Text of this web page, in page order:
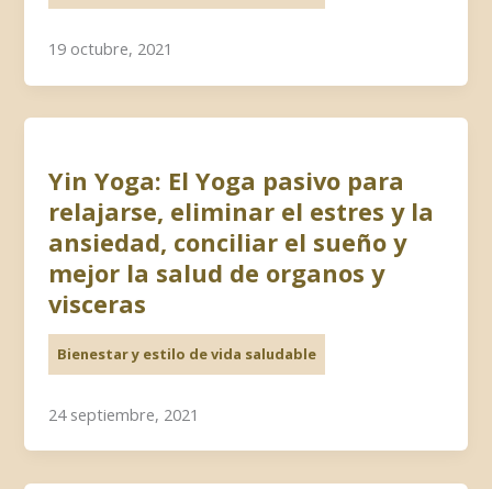
19 octubre, 2021
Yin Yoga: El Yoga pasivo para
relajarse, eliminar el estres y la
ansiedad, conciliar el sueño y
mejor la salud de organos y
visceras
Bienestar y estilo de vida saludable
24 septiembre, 2021